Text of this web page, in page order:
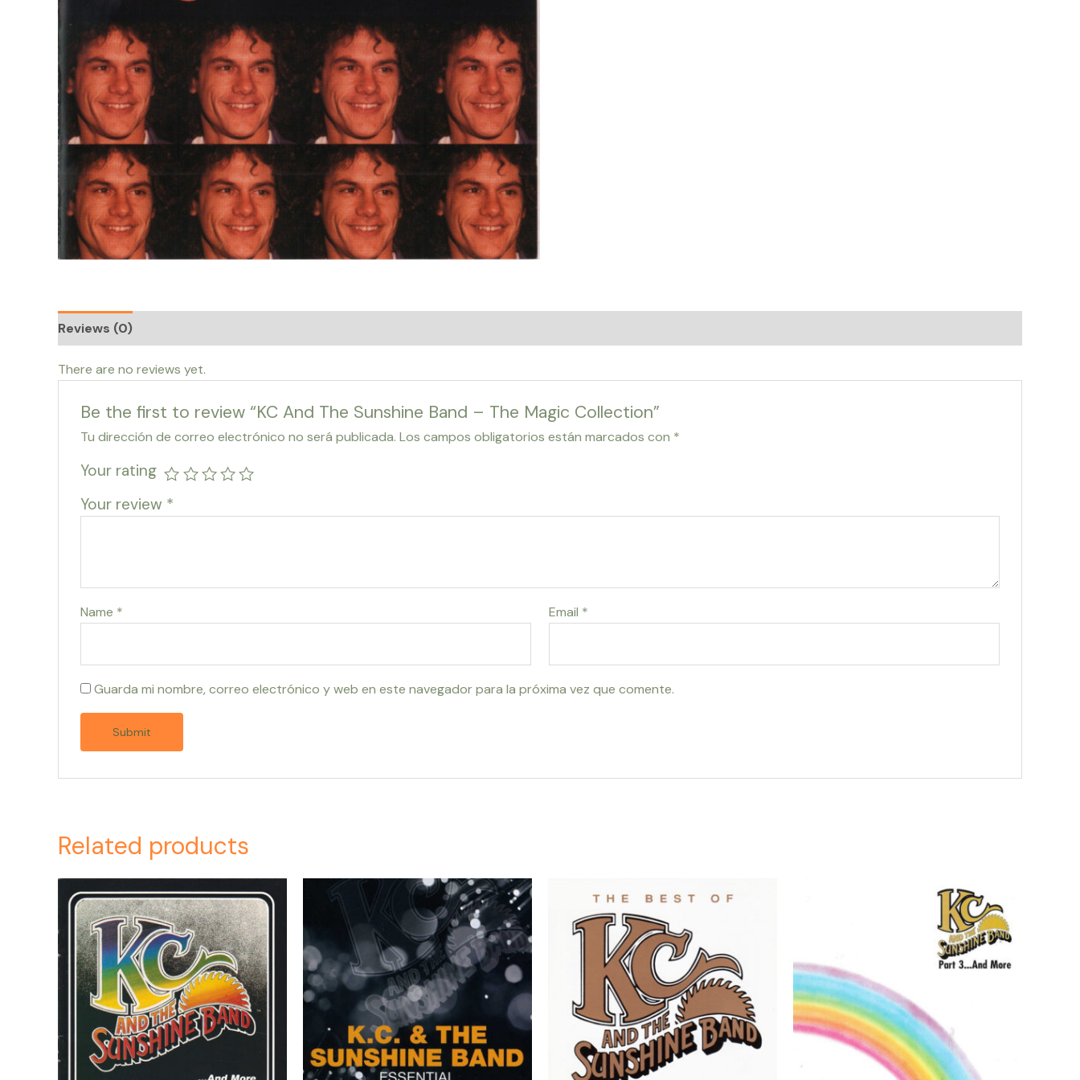
Reviews (0)
There are no reviews yet.
Be the first to review “KC And The Sunshine Band – The Magic Collection”
Tu dirección de correo electrónico no será publicada. Los campos obligatorios están marcados con *
Your rating
Your review *
Name * Email *
Guarda mi nombre, correo electrónico y web en este navegador para la próxima vez que comente.
Related products